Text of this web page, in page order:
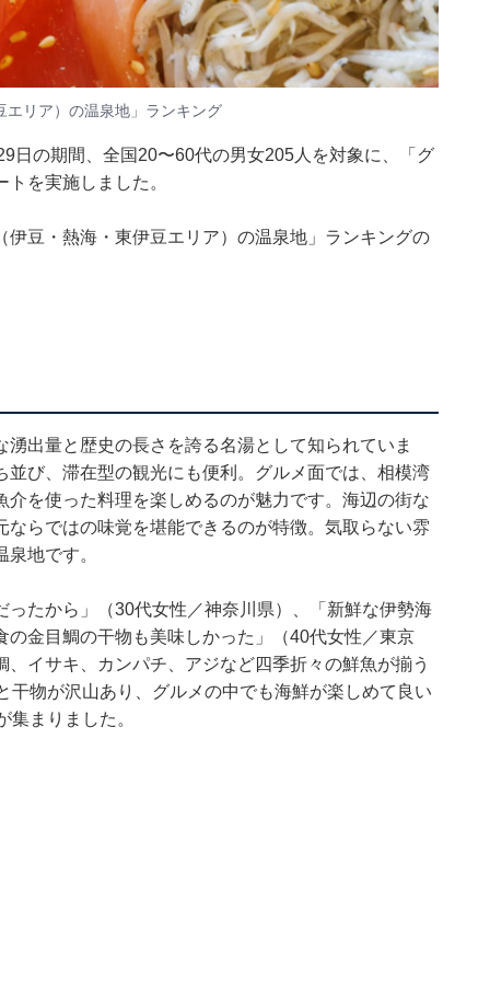
リア）の温泉地」ランキング
日の期間、全国20〜60代の男女205人を対象に、「グ
を実施しました。
豆・熱海・東伊豆エリア）の温泉地」ランキングの
出量と歴史の長さを誇る名湯として知られていま
び、滞在型の観光にも便利。グルメ面では、相模湾
を使った料理を楽しめるのが魅力です。海辺の街な
らではの味覚を堪能できるのが特徴。気取らない雰
地です。
たから」（30代女性／神奈川県）、「新鮮な伊勢海
金目鯛の干物も美味しかった」（40代女性／東京
イサキ、カンパチ、アジなど四季折々の鮮魚が揃う
物が沢山あり、グルメの中でも海鮮が楽しめて良い
まりました。